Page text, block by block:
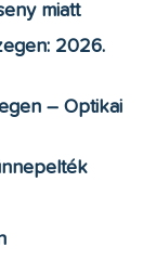
miatt
2026.
– Optikai